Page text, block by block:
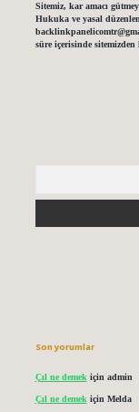
Sitemiz, kar amacı
Hukuka ve yasal
süre içerisinde sitemizden
Son yorumlar
Çıl ne demek için admin
Çıl ne demek için Melda